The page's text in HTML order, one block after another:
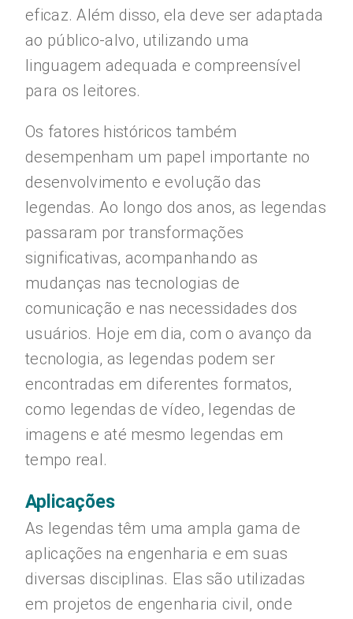
eficaz. Além disso, ela deve ser adaptada
ao público-alvo, utilizando uma
linguagem adequada e compreensível
para os leitores.
Os fatores históricos também
desempenham um papel importante no
desenvolvimento e evolução das
legendas. Ao longo dos anos, as legendas
passaram por transformações
significativas, acompanhando as
mudanças nas tecnologias de
comunicação e nas necessidades dos
usuários. Hoje em dia, com o avanço da
tecnologia, as legendas podem ser
encontradas em diferentes formatos,
como legendas de vídeo, legendas de
imagens e até mesmo legendas em
tempo real.
Aplicações
As legendas têm uma ampla gama de
aplicações na engenharia e em suas
diversas disciplinas. Elas são utilizadas
em projetos de engenharia civil, onde